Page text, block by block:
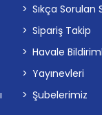
Sıkça Sorulan
Sipariş Takip
Havale
Yayınevleri
Şubelerimiz